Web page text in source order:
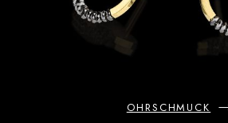
OHRSCHMUCK